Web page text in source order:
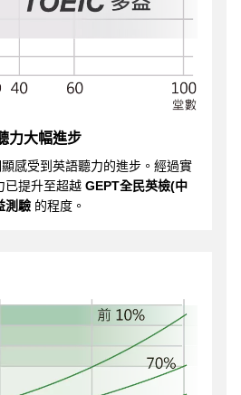
力大幅進步
感受到英語聽力的進步。經過實
已提升至超越 GEPT全民英檢(中
測驗 的程度。